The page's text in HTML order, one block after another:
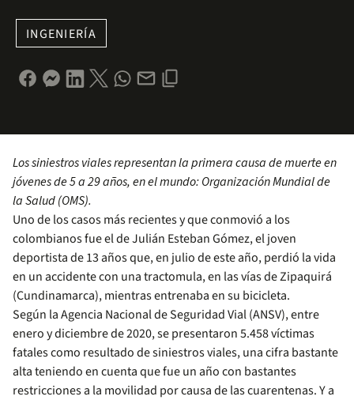
INGENIERÍA
Los siniestros viales representan la primera causa de muerte en
jóvenes de 5 a 29 años, en el mundo: Organización Mundial de
la Salud (OMS).
Uno de los casos más recientes y que conmovió a los
colombianos fue el de Julián Esteban Gómez, el joven
deportista de 13 años que, en julio de este año, perdió la vida
en un accidente con una tractomula, en las vías de Zipaquirá
(Cundinamarca), mientras entrenaba en su bicicleta.
Según la Agencia Nacional de Seguridad Vial (ANSV), entre
enero y diciembre de 2020, se presentaron 5.458 víctimas
fatales como resultado de siniestros viales, una cifra bastante
alta teniendo en cuenta que fue un año con bastantes
restricciones a la movilidad por causa de las cuarentenas. Y a